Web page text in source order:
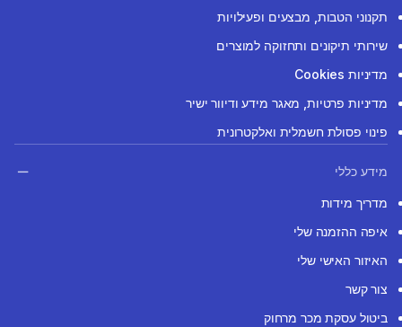
תקנוני הטבות, מבצעים ופעילויות
שירותי תיקונים ותחזוקה למוצרים
מדיניות Cookies
מדיניות פרטיות, מאגר מידע ודיוור ישיר
פינוי פסולת חשמלית ואלקטרונית
מידע כללי
מדריך מידות
איפה ההזמנה שלי
האיזור האישי שלי
צור קשר
ביטול עסקת מכר מרחוק